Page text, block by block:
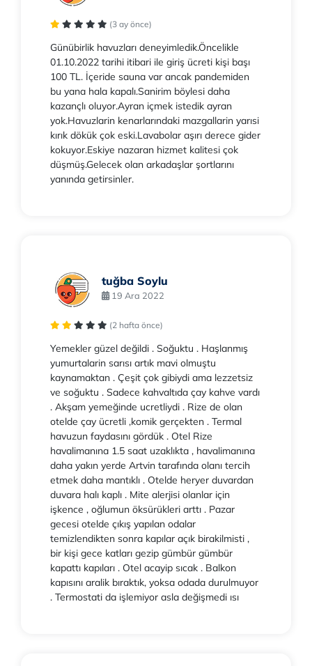
(3 ay önce)
Günübirlik havuzları deneyimledik.Öncelikle
01.10.2022 tarihi itibari ile giriş ücreti kişi başı
100 TL. İçeride sauna var ancak pandemiden
bu yana hala kapalı.Sanirim böylesi daha
kazançlı oluyor.Ayran içmek istedik ayran
yok.Havuzlarin kenarlarındaki mazgallarin yarısi
kırık dökük çok eski.Lavabolar aşırı derece gider
kokuyor.Eskiye nazaran hizmet kalitesi çok
düşmüş.Gelecek olan arkadaşlar şortlarını
yanında getirsinler.
tuğba Soylu
19 Ara 2022
(2 hafta önce)
Yemekler güzel değildi . Soğuktu . Haşlanmış
yumurtalarin sarısı artık mavi olmuştu
kaynamaktan . Çeşit çok gibiydi ama lezzetsiz
ve soğuktu . Sadece kahvaltıda çay kahve vardı
. Akşam yemeğinde ucretliydi . Rize de olan
otelde çay ücretli ,komik gerçekten . Termal
havuzun faydasını gördük . Otel Rize
havalimanına 1.5 saat uzaklıkta , havalimanına
daha yakın yerde Artvin tarafında olanı tercih
etmek daha mantıklı . Otelde heryer duvardan
duvara halı kaplı . Mite alerjisi olanlar için
işkence , oğlumun öksürükleri arttı . Pazar
gecesi otelde çıkış yapılan odalar
temizlendikten sonra kapılar açık birakilmisti ,
bir kişi gece katları gezip gümbür gümbür
kapattı kapıları . Otel acayip sıcak . Balkon
kapısını aralik bıraktık, yoksa odada durulmuyor
. Termostati da işlemiyor asla değişmedi ısı